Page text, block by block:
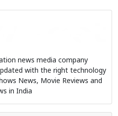
news media company
with the right technology
News, Movie Reviews and
in India